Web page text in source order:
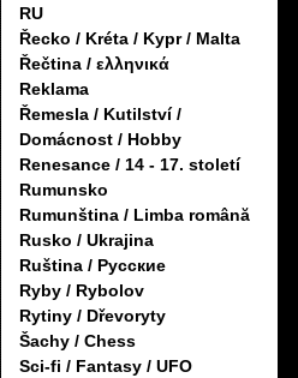
RU
Řecko / Kréta / Kypr / Malta
Řečtina / ελληνικά
Reklama
Řemesla / Kutilství /
Domácnost / Hobby
Renesance / 14 - 17. století
Rumunsko
Rumunština / Limba română
Rusko / Ukrajina
Ruština / Русские
Ryby / Rybolov
Rytiny / Dřevoryty
Šachy / Chess
Sci-fi / Fantasy / UFO